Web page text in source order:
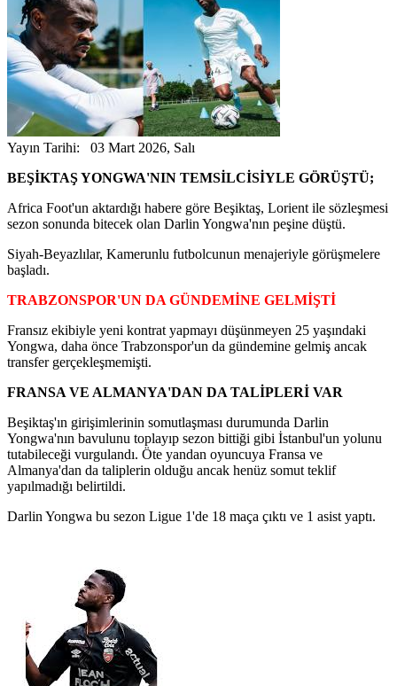
Yayın Tarihi: 03 Mart 2026, Salı
BEŞİKTAŞ YONGWA'NIN TEMSİLCİSİYLE GÖRÜŞTÜ;
Africa Foot'un aktardığı habere göre Beşiktaş, Lorient ile sözleşmesi
sezon sonunda bitecek olan Darlin Yongwa'nın peşine düştü.
Siyah-Beyazlılar, Kamerunlu futbolcunun menajeriyle görüşmelere
başladı.
TRABZONSPOR'UN DA GÜNDEMİNE GELMİŞTİ
Fransız ekibiyle yeni kontrat yapmayı düşünmeyen 25 yaşındaki
Yongwa, daha önce Trabzonspor'un da gündemine gelmiş ancak
transfer gerçekleşmemişti.
FRANSA VE ALMANYA'DAN DA TALİPLERİ VAR
Beşiktaş'ın girişimlerinin somutlaşması durumunda Darlin
Yongwa'nın bavulunu toplayıp sezon bittiği gibi İstanbul'un yolunu
tutabileceği vurgulandı. Öte yandan oyuncuya Fransa ve
Almanya'dan da taliplerin olduğu ancak henüz somut teklif
yapılmadığı belirtildi.
Darlin Yongwa bu sezon Ligue 1'de 18 maça çıktı ve 1 asist yaptı.